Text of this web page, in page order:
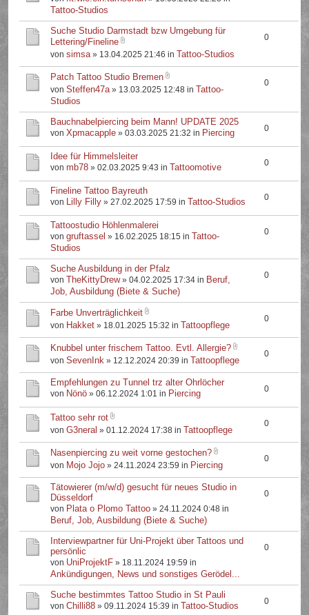
Tattoo-Studios
Suche Studio Darmstadt bzw Umgebung für
Lettering/Fineline
vonsimsa» 13.04.2025 21:46 in Tattoo-Studios
0
Patch Tattoo Studio Bremen
vonSteffen47a» 13.03.2025 12:48 in Tattoo-
Studios
0
Bauchnabelpiercing beim Mann! UPDATE 2025
vonXpmacapple » 03.03.2025 21:32 in Piercing 0
Idee für Himmelsleiter
vonmb78 » 02.03.2025 9:43 in Tattoomotive 0
Fineline Tattoo Bayreuth
von Lilly Filly » 27.02.2025 17:59 in Tattoo-Studios 0
Tattoostudio Höhlenmalerei
vongruftassel » 16.02.2025 18:15 in Tattoo-
Studios
0
Suche Ausbildung in der Pfalz
von TheKittyDrew» 04.02.2025 17:34 in Beruf,
Job, Ausbildung (Biete & Suche)
0
Farbe Unverträglichkeit
von Hakket » 18.01.2025 15:32 in Tattoopflege
0
Knubbel unter frischem Tattoo. Evtl. Allergie?
vonSevenInk » 12.12.2024 20:39 in Tattoopflege
0
Empfehlungen zu Tunnel trz alter Ohrlöcher
von Nönö » 06.12.2024 1:01 in Piercing 0
Tattoo sehr rot
vonG3neral » 01.12.2024 17:38 in Tattoopflege
0
Nasenpiercing zu weit vorne gestochen?
von Mojo Jojo » 24.11.2024 23:59 in Piercing
0
Tätowierer (m/w/d) gesucht für neues Studio in
Düsseldorf
von Plata o Plomo Tattoo » 24.11.2024 0:48 in
Beruf, Job, Ausbildung (Biete & Suche)
0
Interviewpartner für Uni-Projekt über Tattoos und
persönlic
von UniProjektF » 18.11.2024 19:59 in
Ankündigungen, News und sonstiges Gerödel...
0
Suche bestimmtes Tattoo Studio in St Pauli
vonChilli88 » 09.11.2024 15:39 in Tattoo-Studios 0